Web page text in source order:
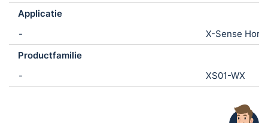
Applicatie
Productfamilie
-
-
X-Sense
XS01-WX